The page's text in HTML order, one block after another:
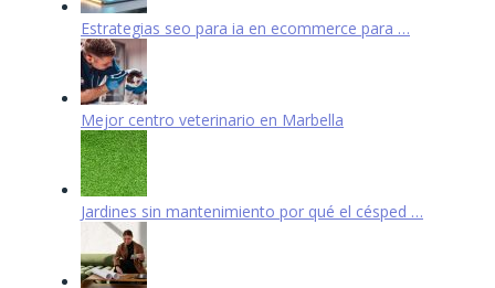
Estrategias seo para ia en ecommerce para …
Mejor centro veterinario en Marbella
Jardines sin mantenimiento por qué el césped …